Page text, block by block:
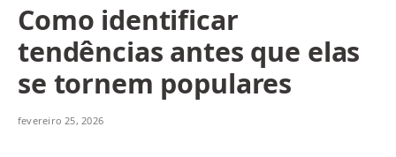
Como identificar
tendências antes que elas
se tornem populares
fevereiro 25, 2026